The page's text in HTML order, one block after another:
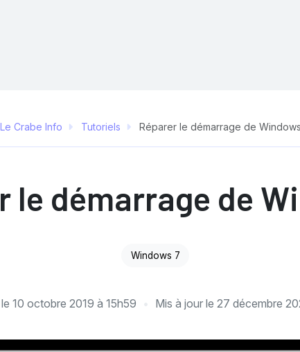
Le Crabe Info Tutoriels Réparer le démarrage de
le démarrage de
Windows 7
le10 octobre 2019 à 15h59 Mis à jour le 27 décembre